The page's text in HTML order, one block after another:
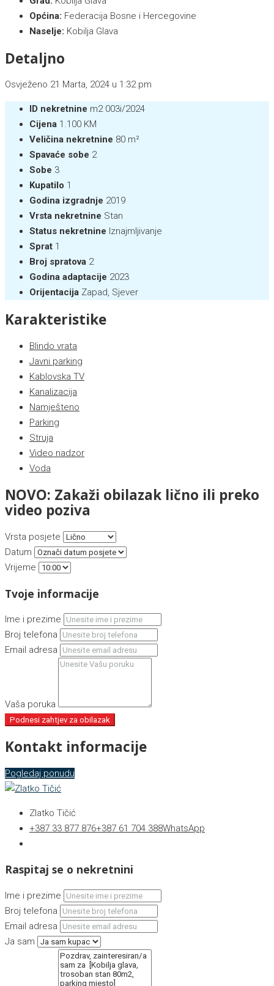
Općina: Federacija Bosne i Hercegovine
Naselje: Kobilja Glava
Detaljno
Osvježeno 21 Marta, 2024 u 1:32 pm
ID nekretnine m2 003i/2024
Cijena 1.100 KM
Veličina nekretnine 80 m²
Spavaće sobe 2
Sobe 3
Kupatilo 1
Godina izgradnje 2019
Vrsta nekretnine Stan
Status nekretnine Iznajmljivanje
Sprat 1
Broj spratova 2
Godina adaptacije 2023
Orijentacija Zapad, Sjever
Karakteristike
Blindo vrata
Javni parking
Kablovska TV
Kanalizacija
Namješteno
Parking
Struja
Video nadzor
Voda
NOVO: Zakaži obilazak lično ili preko
video poziva
Vrsta posjete
Datum
Vrijeme
Tvoje informacije
Ime i prezime
Broj telefona
Email adresa
Vaša poruka
Podnesi zahtjev za obilazak
Kontakt informacije
Pogledaj ponudu
Zlatko Tičić
+387 33 877 876+387 61 704 388WhatsApp
Raspitaj se o nekretnini
Ime i prezime
Broj telefona
Email adresa
Ja sam